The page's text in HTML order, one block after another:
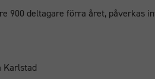
900 deltagare förra året, påverkas
Karlstad